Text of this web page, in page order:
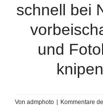
schnell bei
und
knipen
Von admphoto Kommentare